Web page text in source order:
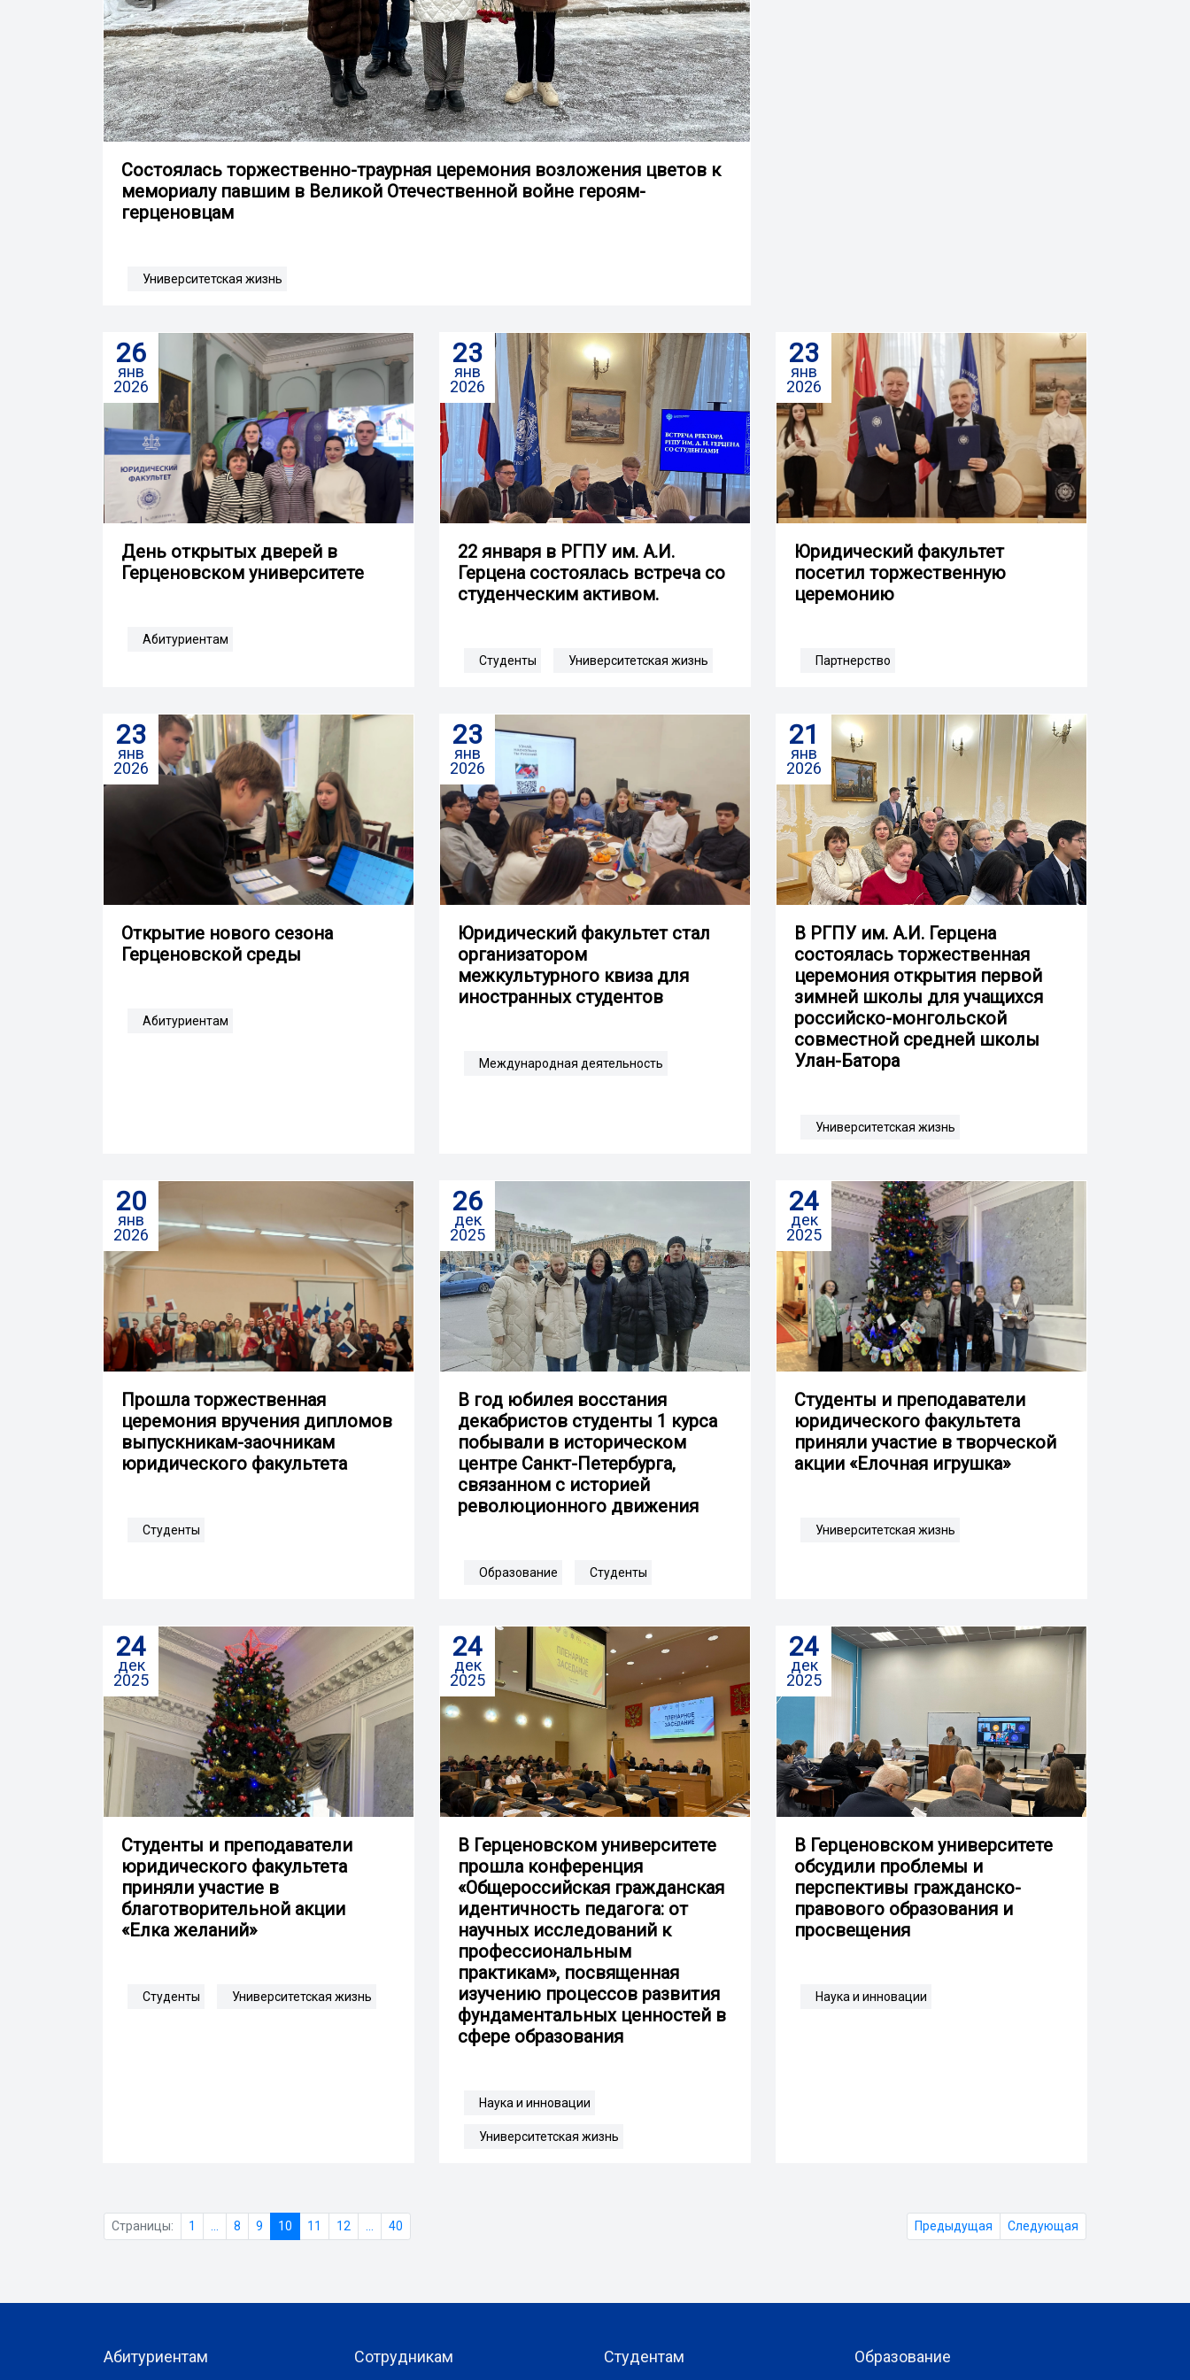
Cостоялась торжественно-траурная церемония возложения цветов к
мемориалу павшим в Великой Отечественной войне героям-
герценовцам
Университетская жизнь
26
янв
2026
День открытых дверей в
Герценовском университете
Абитуриентам
23
янв
2026
22 января в РГПУ им. А.И.
Герцена состоялась встреча со
студенческим активом.
Студенты Университетская жизнь
23
янв
2026
Юридический факультет
посетил торжественную
церемонию
Партнерство
23
янв
2026
Открытие нового сезона
Герценовской среды
Абитуриентам
23
янв
2026
Юридический факультет стал
организатором
межкультурного квиза для
иностранных студентов
Международная деятельность
21
янв
2026
В РГПУ им. А.И. Герцена
состоялась торжественная
церемония открытия первой
зимней школы для учащихся
российско-монгольской
совместной средней школы
Улан-Батора
Университетская жизнь
20
янв
2026
Прошла торжественная
церемония вручения дипломов
выпускникам-заочникам
юридического факультета
Студенты
26
дек
2025
В год юбилея восстания
декабристов студенты 1 курса
побывали в историческом
центре Санкт-Петербурга,
связанном с историей
революционного движения
Образование Студенты
24
дек
2025
Студенты и преподаватели
юридического факультета
приняли участие в творческой
акции «Елочная игрушка»
Университетская жизнь
24
дек
2025
Студенты и преподаватели
юридического факультета
приняли участие в
благотворительной акции
«Елка желаний»
Студенты Университетская жизнь
24
дек
2025
В Герценовском университете
прошла конференция
«Общероссийская гражданская
идентичность педагога: от
научных исследований к
профессиональным
практикам», посвященная
изучению процессов развития
фундаментальных ценностей в
сфере образования
Наука и инновации
Университетская жизнь
24
дек
2025
В Герценовском университете
обсудили проблемы и
перспективы гражданско-
правового образования и
просвещения
Наука и инновации
Страницы: 1 8 9 10 11 12 40 Предыдущая Следующая
Абитуриентам
Сотрудникам Студентам Образование